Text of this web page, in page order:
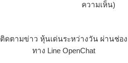
ความเห็น)
ติดตามข่าว หุ้นเด่นระหว่างวัน ผ่านช่อง
ทาง Line OpenChat